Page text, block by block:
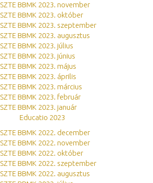
SZTE BBMK 2023. november
SZTE BBMK 2023. október
SZTE BBMK 2023. szeptember
SZTE BBMK 2023. augusztus
SZTE BBMK 2023. július
SZTE BBMK 2023. június
SZTE BBMK 2023. május
SZTE BBMK 2023. április
SZTE BBMK 2023. március
SZTE BBMK 2023. február
SZTE BBMK 2023. január
Educatio 2023
SZTE BBMK 2022. december
SZTE BBMK 2022. november
SZTE BBMK 2022. október
SZTE BBMK 2022. szeptember
SZTE BBMK 2022. augusztus